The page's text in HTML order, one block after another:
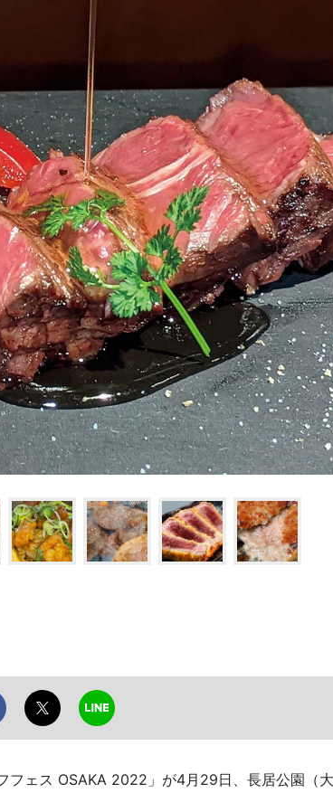
フェス OSAKA 2022」が4月29日、長居公園（